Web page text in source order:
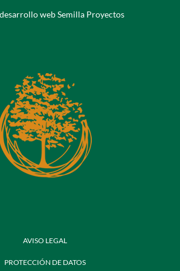
web Semilla Proyectos
AVISO LEGAL
PROTECCIÓN DE DATOS